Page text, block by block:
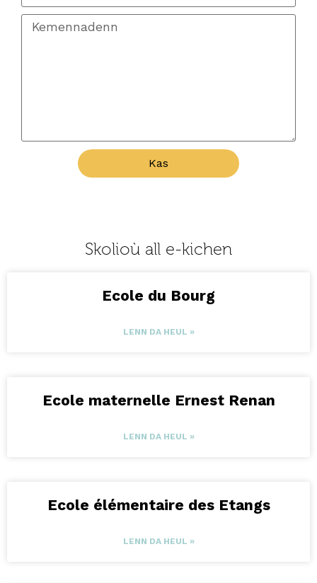
Kas
Skolioù all e-kichen
Ecole du Bourg
LENN DA HEUL »
Ecole maternelle Ernest Renan
LENN DA HEUL »
Ecole élémentaire des Etangs
LENN DA HEUL »